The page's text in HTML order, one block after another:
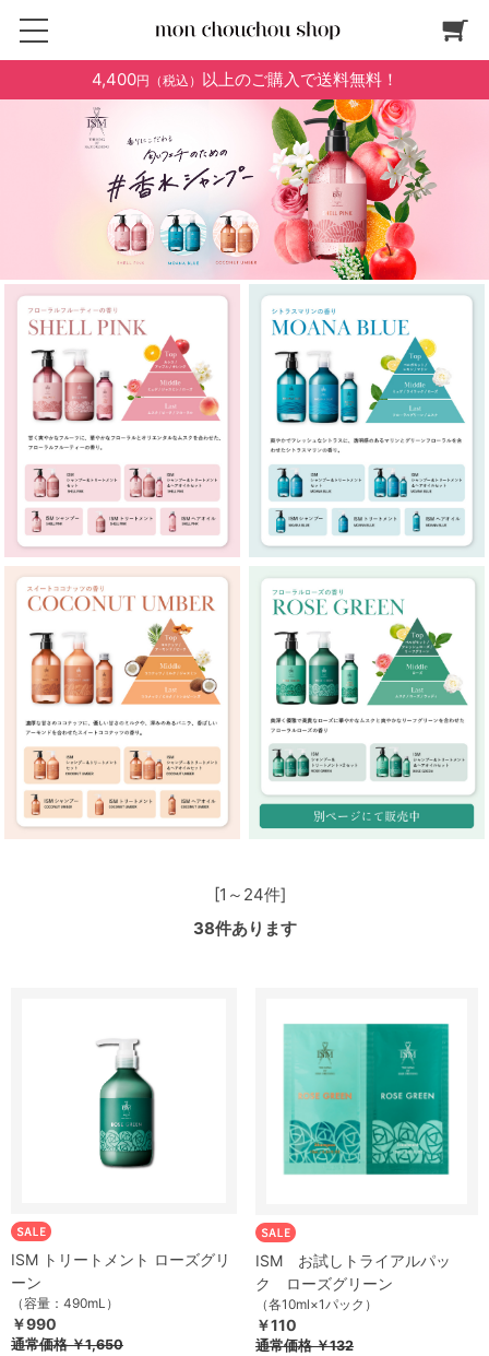
4,400円（税込） 以上のご購入で送料無料！
[1～24件]
38件あります
ISM トリートメント ローズグリ
ーン
（容量：490mL）
￥990
通常価格￥1,650
ISM お試しトライアルパッ
ク ローズグリーン
（各10ml×1パック）
￥110
通常価格￥132